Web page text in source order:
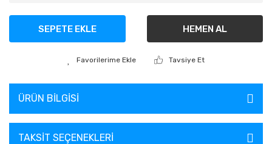
SEPETE EKLE HEMEN AL
Tavsiye Et
ÜRÜN BILGISI
TAKSIT SEÇENEKLERI